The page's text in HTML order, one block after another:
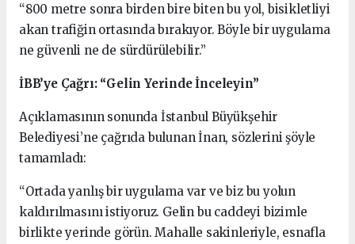
“800 metre sonra birden bire biten bu yol, bisikletliyi
akan trafiğin ortasında bırakıyor. Böyle bir uygulama
ne güvenli ne de sürdürülebilir.”
İBB’ye Çağrı: “Gelin Yerinde İnceleyin”
Açıklamasının sonunda İstanbul Büyükşehir
Belediyesi’ne çağrıda bulunan İnan, sözlerini şöyle
tamamladı:
“Ortada yanlış bir uygulama var ve biz bu yolun
kaldırılmasını istiyoruz. Gelin bu caddeyi bizimle
birlikte yerinde görün. Mahalle sakinleriyle, esnafla